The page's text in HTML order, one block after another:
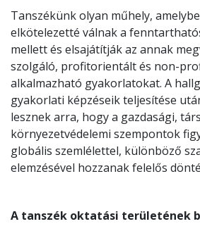
Tanszékünk olyan műhely,
elkötelezetté válnak a
mellett és elsajátítják az annak
szolgáló, profitorientált és non-
alkalmazható gyakorlatokat. A
gyakorlati képzéseik teljesítése
lesznek arra, hogy a gazdasági,
környezetvédelemi szempontok
globális szemlélettel, különböző
elemzésével hozzanak felelős
A tanszék oktatási területének